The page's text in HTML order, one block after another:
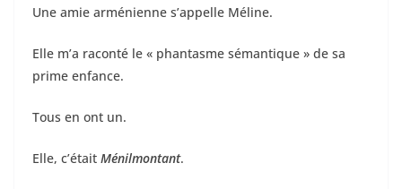
Une amie arménienne s’appelle Méline.
Elle m’a raconté le « phantasme sémantique » de sa
prime enfance.
Tous en ont un.
Elle, c’était Ménilmontant.